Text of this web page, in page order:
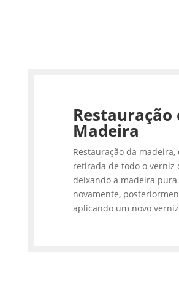
Restauração
Madeira
Restauração da madeira,
retirada de todo o verniz
deixando a madeira pura
novamente,
aplicando um novo